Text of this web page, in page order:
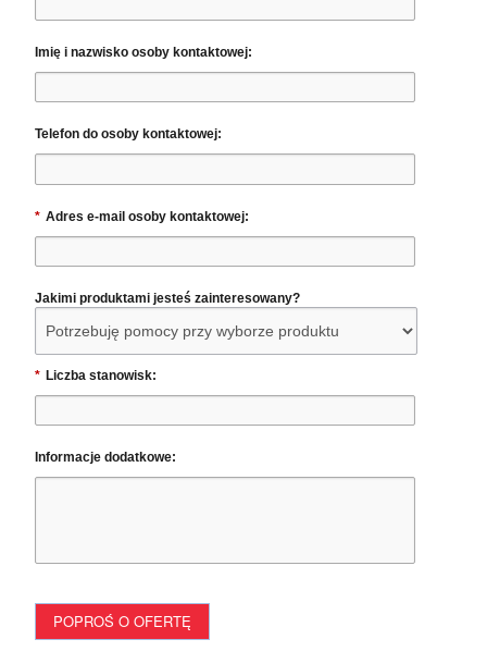
Imię i nazwisko osoby kontaktowej:
Telefon do osoby kontaktowej:
Adres e-mail osoby kontaktowej:
*
Jakimi produktami jesteś zainteresowany?
Liczba stanowisk:
*
Informacje dodatkowe:
POPROŚ O OFERTĘ